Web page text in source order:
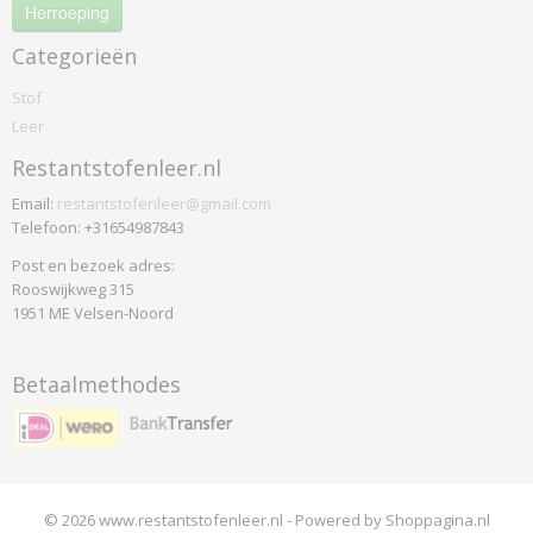
Saville Row Plain
Synergy
Weathered
Yoredale
Colefax
Horato
De-ploeg
Accent
Arco
Birk
Brick
Everest
Herroeping
Categorieën
Stof
Leer
Restantstofenleer.nl
Email: restantstofenleer@gmail.com
Telefoon: +31654987843
Post en bezoek adres:
Rooswijkweg 315
1951 ME Velsen-Noord
Betaalmethodes
© 2026 www.restantstofenleer.nl - Powered by Shoppagina.nl